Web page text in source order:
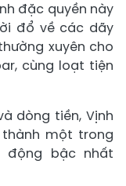
đặc quyền này
đổ về các dãy
xuyên cho
cùng loạt tiện
dòng tiền, Vịnh
thành một trong
động bậc nhất